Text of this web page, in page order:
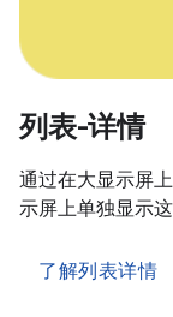
列表-详情
通过在大显示屏
示屏上单独显示
了解列表详情